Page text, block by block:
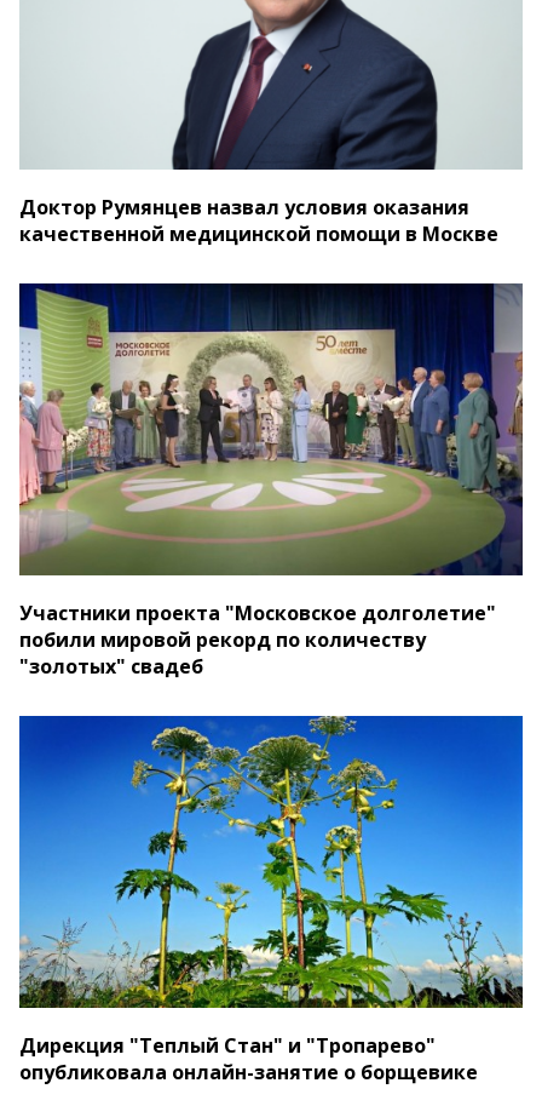
Доктор Румянцев назвал условия оказания
качественной медицинской помощи в Москве
Участники проекта "Московское долголетие"
побили мировой рекорд по количеству
"золотых" свадеб
Дирекция "Теплый Стан" и "Тропарево"
опубликовала онлайн-занятие о борщевике